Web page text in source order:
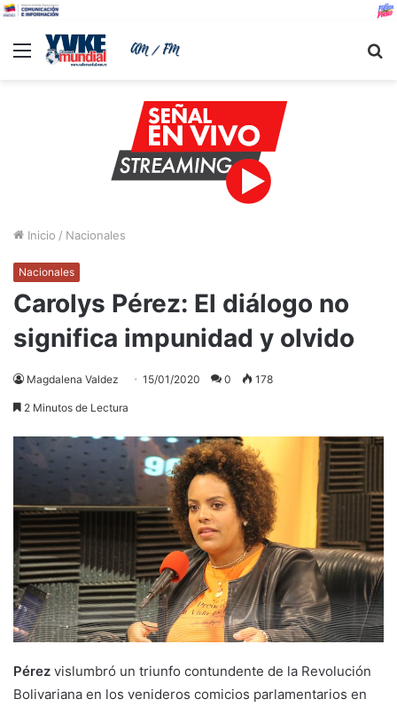
Menu
Inicio / Nacionales
Nacionales
Carolys Pérez: El diálogo no
significa impunidad y olvido
Magdalena Valdez 15/01/2020 0 178
2 Minutos de Lectura
Pérez vislumbró un triunfo contundente de la Revolución
Bolivariana en los venideros comicios parlamentarios en